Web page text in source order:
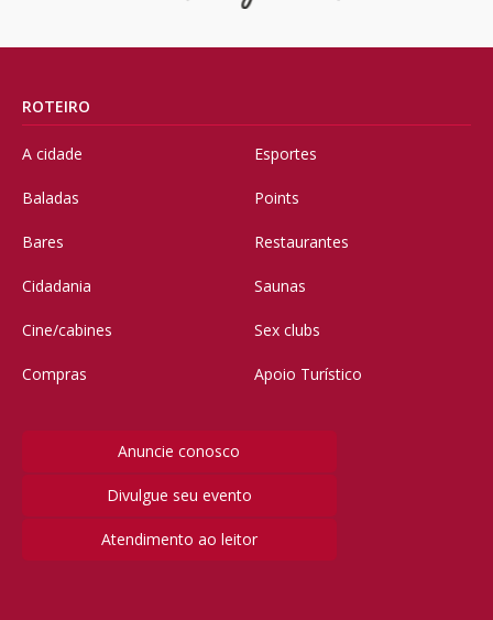
ROTEIRO
A cidade
Baladas
Bares
Cidadania
Cine/cabines
Compras
Esportes
Points
Restaurantes
Saunas
Sex clubs
Apoio Turístico
Anuncie conosco
Divulgue seu evento
Atendimento ao leitor